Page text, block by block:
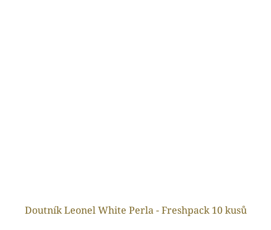
Doutník Leonel White Perla - Freshpack 10 kusů